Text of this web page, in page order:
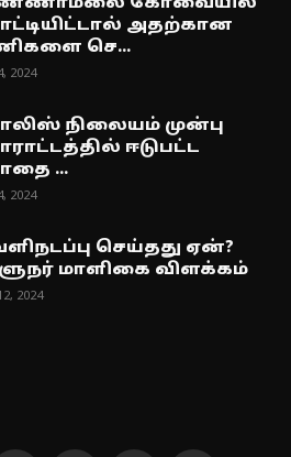
அதற்கான
செ...
2024
நிலையம் முன்பு
ஈடுபட்ட
...
2024
செய்தது ஏன்?
மாளிகை விளக்கம்
2024